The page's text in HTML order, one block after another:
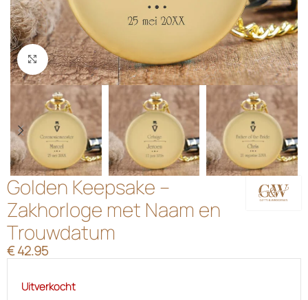
Klik om te vergroten
Golden Keepsake –
Zakhorloge met Naam en
Trouwdatum
€42.95
Uitverkocht